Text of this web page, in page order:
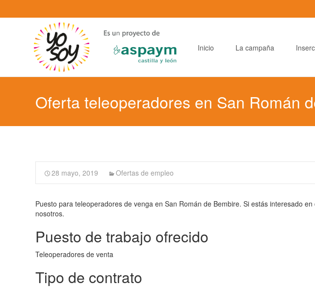
Inicio
La campaña
Oferta teleoperadores en San Román
28 mayo, 2019 Ofertas de empleo
Puesto para teleoperadores de venga en San Román de Bembire. Si estás interesado en
nosotros.
Puesto de trabajo ofrecido
Teleoperadores de venta
Tipo de contrato